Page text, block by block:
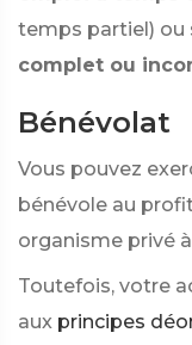
temps partiel) ou
complet ou
Bénévolat
Vous pouvez
bénévole au
organisme privé
Toutefois, votre
aux principes